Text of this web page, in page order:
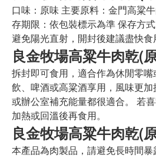
口味：原味 主要原料：金門高粱
存期限：依包裝標示為準 保存方
避免陽光直射，開封後建議盡快食
良金牧場高粱牛肉乾(
拆封即可食用，適合作為休閒零
飲、啤酒或高粱酒享用，風味更
或辦公室補充能量都很適合。 若
加熱或回溫後再食用。
良金牧場高粱牛肉乾(
本產品為肉製品，請避免長時間